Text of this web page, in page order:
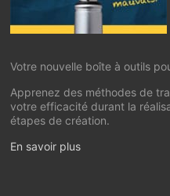
Votre nouvelle boîte à outils
Apprenez des méthodes de
votre efficacité durant la
étapes de création.
En savoir plus